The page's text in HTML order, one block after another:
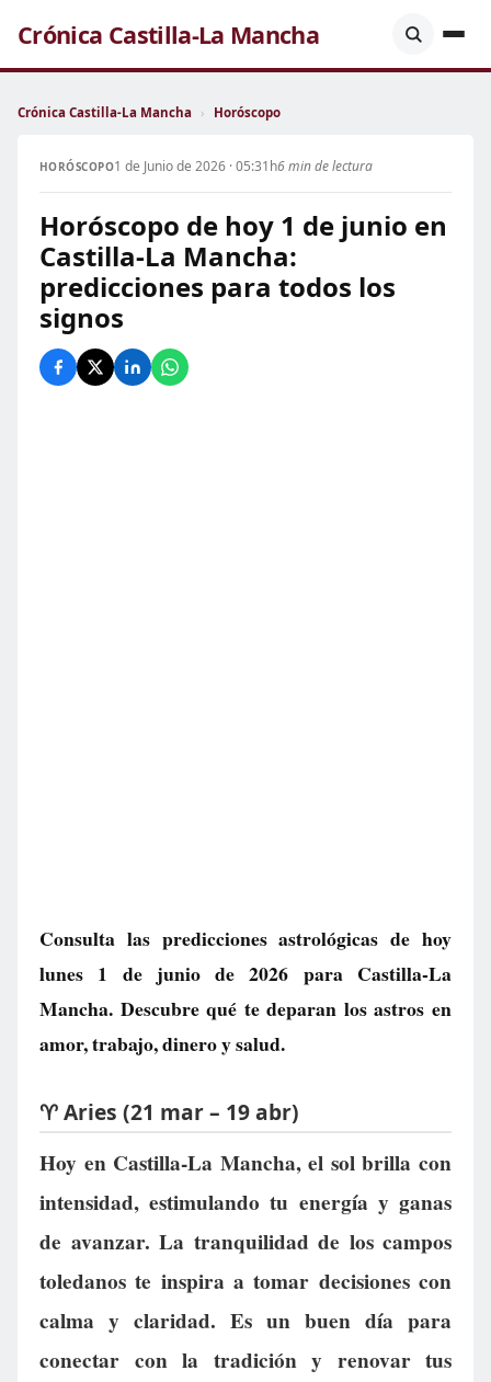
Crónica Castilla-La Mancha
Crónica Castilla-La Mancha › Horóscopo
HORÓSCOPO1 de Junio de 2026 · 05:31h6 min de lectura
Horóscopo de hoy 1 de junio en
Castilla-La Mancha:
predicciones para todos los
signos
Consulta las predicciones astrológicas de hoy
lunes 1 de junio de 2026 para Castilla-La
Mancha. Descubre qué te deparan los astros en
amor, trabajo, dinero y salud.
♈ Aries (21 mar – 19 abr)
Hoy en Castilla-La Mancha, el sol brilla con
intensidad, estimulando tu energía y ganas
de avanzar. La tranquilidad de los campos
toledanos te inspira a tomar decisiones con
calma y claridad. Es un buen día para
conectar con la tradición y renovar tus